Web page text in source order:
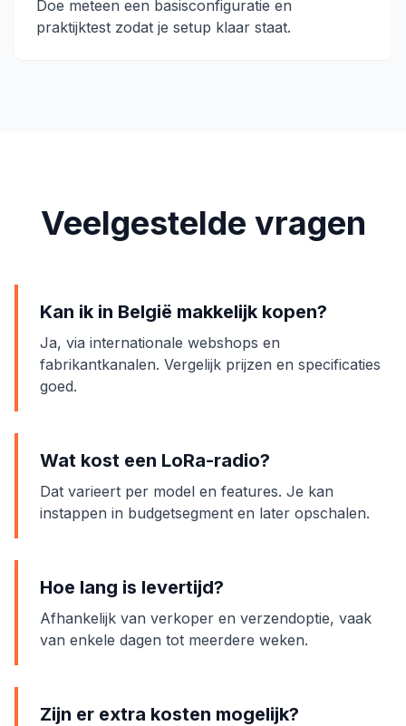
Doe meteen een basisconfiguratie en
praktijktest zodat je setup klaar staat.
Veelgestelde vragen
Kan ik in België makkelijk kopen?
Ja, via internationale webshops en
fabrikantkanalen. Vergelijk prijzen en specificaties
goed.
Wat kost een LoRa-radio?
Dat varieert per model en features. Je kan
instappen in budgetsegment en later opschalen.
Hoe lang is levertijd?
Afhankelijk van verkoper en verzendoptie, vaak
van enkele dagen tot meerdere weken.
Zijn er extra kosten mogelijk?